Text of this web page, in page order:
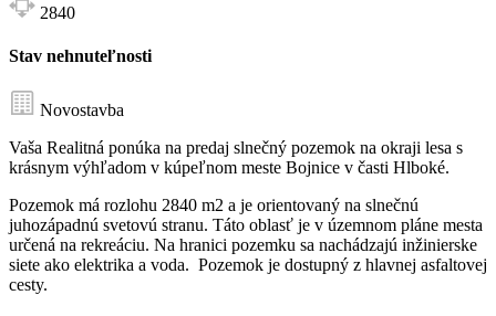
2840
Stav nehnuteľnosti
Novostavba
Vaša Realitná ponúka na predaj slnečný pozemok na okraji lesa s
krásnym výhľadom v kúpeľnom meste Bojnice v časti Hlboké.
Pozemok má rozlohu 2840 m2 a je orientovaný na slnečnú
juhozápadnú svetovú stranu. Táto oblasť je v územnom pláne mesta
určená na rekreáciu. Na hranici pozemku sa nachádzajú inžinierske
siete ako elektrika a voda. Pozemok je dostupný z hlavnej asfaltovej
cesty.